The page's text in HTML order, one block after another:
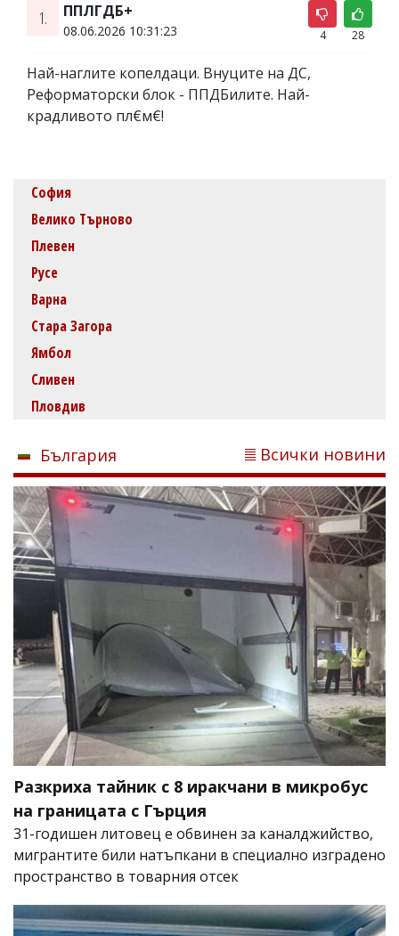
1. ППЛГДБ+
08.06.2026 10:31:23 4 28
Най-наглите копелдаци. Внуците на ДС,
Реформаторски блок - ППДБилите. Най-
крадливото пл€м€!
София
Велико Търново
Плевен
Русе
Варна
Стара Загора
Ямбол
Сливен
Пловдив
България Всички новини
Разкриха тайник с 8 иракчани в микробус
на границата с Гърция
31-годишен литовец е обвинен за каналджийство,
мигрантите били натъпкани в специално изградено
пространство в товарния отсек